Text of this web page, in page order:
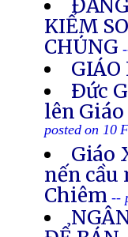
KIỂM
CHÚNG
Ðức
lên
posted on 10
Giáo
nến
Chiêm --